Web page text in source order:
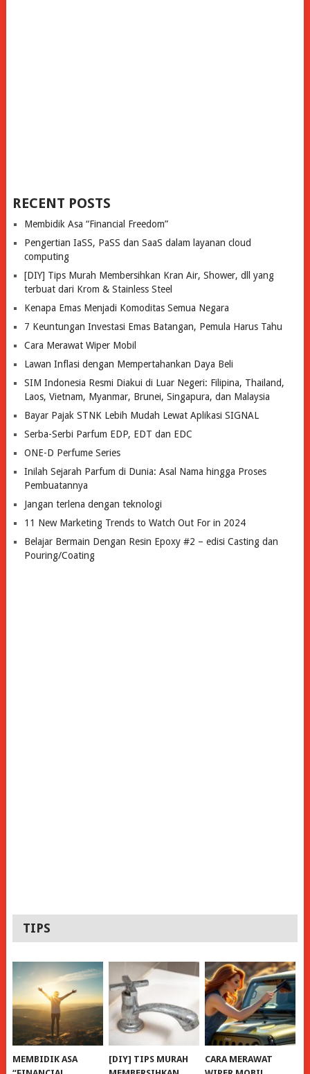
RECENT POSTS
Membidik Asa “Financial Freedom”
Pengertian IaSS, PaSS dan SaaS dalam layanan cloud
computing
[DIY] Tips Murah Membersihkan Kran Air, Shower, dll yang
terbuat dari Krom & Stainless Steel
Kenapa Emas Menjadi Komoditas Semua Negara
7 Keuntungan Investasi Emas Batangan, Pemula Harus Tahu
Cara Merawat Wiper Mobil
Lawan Inflasi dengan Mempertahankan Daya Beli
SIM Indonesia Resmi Diakui di Luar Negeri: Filipina, Thailand,
Laos, Vietnam, Myanmar, Brunei, Singapura, dan Malaysia
Bayar Pajak STNK Lebih Mudah Lewat Aplikasi SIGNAL
Serba-Serbi Parfum EDP, EDT dan EDC
ONE-D Perfume Series
Inilah Sejarah Parfum di Dunia: Asal Nama hingga Proses
Pembuatannya
Jangan terlena dengan teknologi
11 New Marketing Trends to Watch Out For in 2024
Belajar Bermain Dengan Resin Epoxy #2 – edisi Casting dan
Pouring/Coating
TIPS
MEMBIDIK ASA
[DIY] TIPS MURAH
CARA MERAWAT